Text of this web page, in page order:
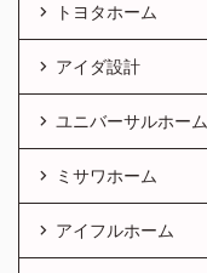
トヨタホーム
アイダ設計
ユニバーサルホーム
ミサワホーム
アイフルホーム